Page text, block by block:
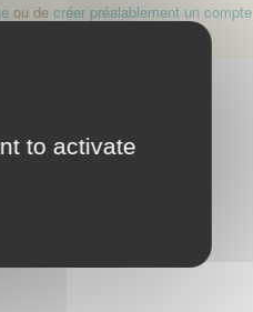
to activate
ou de créer préalablement un compte